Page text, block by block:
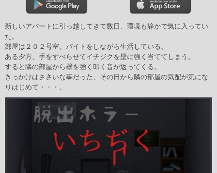
新しいアパートに引っ越してきて数日、環境も静かで気に入ってい
た。
部屋は２０２号室。バイトをしながら生活している。
ある夕方、手をすべらせてイチジクを壁に強く当ててしまう。
すると隣の部屋から壁を強く叩く音が返ってくる。
きっかけはささいな事だった、その日から隣の部屋の気配が気にな
りはじめて・・・。